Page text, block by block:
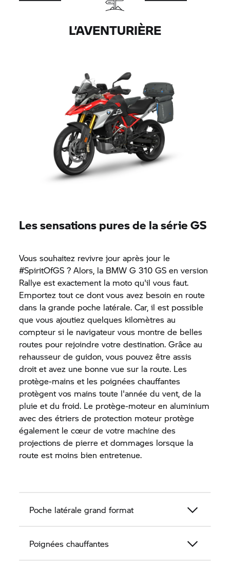
L’AVENTURIÈRE
Les sensations pures de la série GS
Vous souhaitez revivre jour après jour le
#SpiritOfGS ? Alors, la BMWG 310 GS en version
Rallye est exactement la moto qu'il vous faut.
Emportez tout ce dont vous avez besoin en route
dans la grande poche latérale. Car, il est possible
que vous ajoutiez quelques kilomètres au
compteur si le navigateur vous montre de belles
routes pour rejoindre votre destination. Grâce au
rehausseur de guidon, vous pouvez être assis
droit et avez une bonne vue sur la route. Les
protège-mains et les poignées chauffantes
protègent vos mains toute l'année du vent, de la
pluie et du froid. Le protège-moteur en aluminium
avec des étriers de protection moteur protège
également le cœur de votre machine des
projections de pierre et dommages lorsque la
route est moins bien entretenue.
Poche latérale grand format
Poignées chauffantes